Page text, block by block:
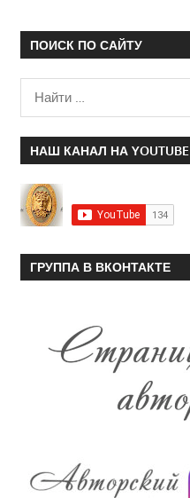
ПОИСК ПО САЙТУ
НАШ КАНАЛ НА YOUTUBE
ГРУППА В ВКОНТАКТЕ